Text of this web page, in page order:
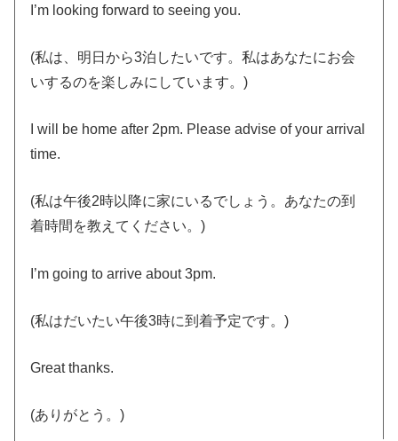
I’m looking forward to seeing you.
(私は、明日から3泊したいです。私はあなたにお会
いするのを楽しみにしています。)
I will be home after 2pm. Please advise of your arrival
time.
(私は午後2時以降に家にいるでしょう。あなたの到
着時間を教えてください。)
I’m going to arrive about 3pm.
(私はだいたい午後3時に到着予定です。)
Great thanks.
(ありがとう。)